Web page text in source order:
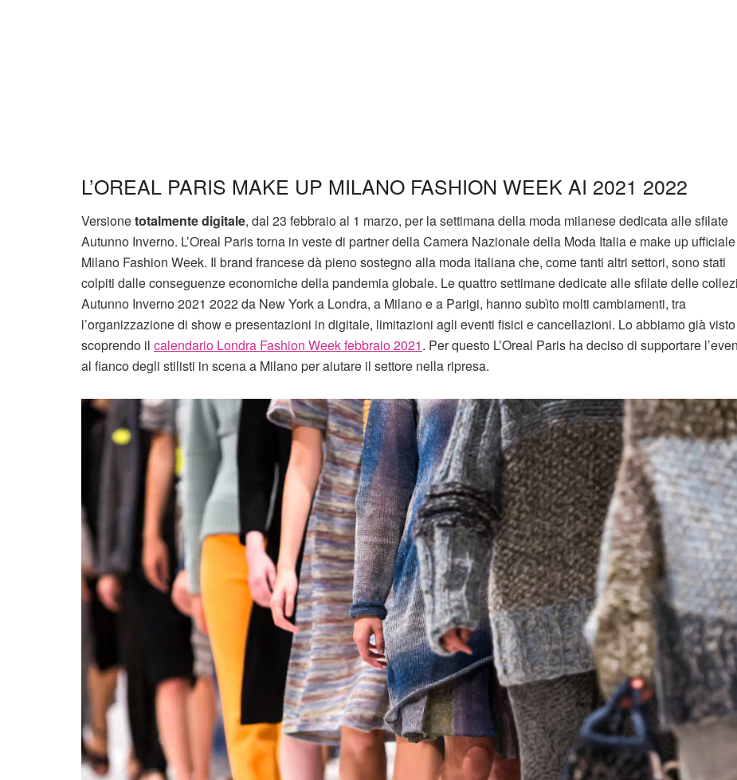
L’OREAL PARIS MAKE UP MILANO FASHION WEEK AI 2021 2022
Versionetotalmente digitale, dal 23 febbraio al 1 marzo, per la settimana della moda milanese dedicata alle sfilate
Autunno Inverno. L’Oreal Paris torna in veste di partner della Camera Nazionale della Moda Italia e make up ufficiale
Milano Fashion Week. Il brand francese dà pieno sostegno alla moda italiana che, come tanti altri settori, sono stati
colpiti dalle conseguenze economiche della pandemia globale. Le quattro settimane dedicate alle sfilate delle
Autunno Inverno 2021 2022 da New York a Londra, a Milano e a Parigi, hanno subìto molti cambiamenti, tra
l’organizzazione di show e presentazioni in digitale, limitazioni agli eventi fisici e cancellazioni. Lo abbiamo già visto
scoprendo il calendario Londra Fashion Week febbraio 2021. Per questo L’Oreal Paris ha deciso di supportare
al fianco degli stilisti in scena a Milano per aiutare il settore nella ripresa.